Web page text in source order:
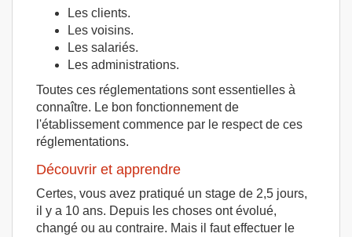
Les clients.
Les voisins.
Les salariés.
Les administrations.
Toutes ces réglementations sont essentielles à
connaître. Le bon fonctionnement de
l'établissement commence par le respect de ces
réglementations.
Découvrir et apprendre
Certes, vous avez pratiqué un stage de 2,5 jours,
il y a 10 ans. Depuis les choses ont évolué,
changé ou au contraire. Mais il faut effectuer le